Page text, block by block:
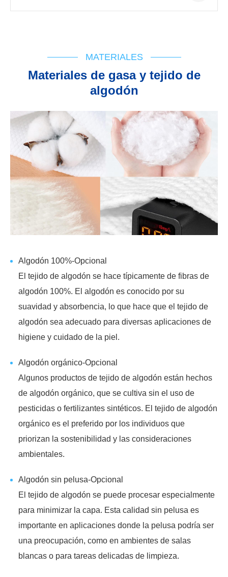
MATERIALES
Materiales de gasa y tejido de
algodón
Algodón 100%-Opcional
El tejido de algodón se hace típicamente de fibras de
algodón 100%. El algodón es conocido por su
suavidad y absorbencia, lo que hace que el tejido de
algodón sea adecuado para diversas aplicaciones de
higiene y cuidado de la piel.
Algodón orgánico-Opcional
Algunos productos de tejido de algodón están hechos
de algodón orgánico, que se cultiva sin el uso de
pesticidas o fertilizantes sintéticos. El tejido de algodón
orgánico es el preferido por los individuos que
priorizan la sostenibilidad y las consideraciones
ambientales.
Algodón sin pelusa-Opcional
El tejido de algodón se puede procesar especialmente
para minimizar la capa. Esta calidad sin pelusa es
importante en aplicaciones donde la pelusa podría ser
una preocupación, como en ambientes de salas
blancas o para tareas delicadas de limpieza.